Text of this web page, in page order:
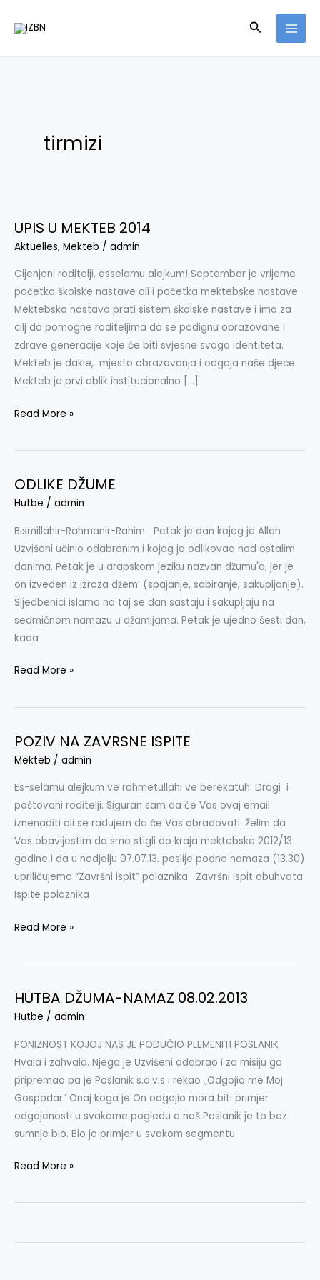
Search
tirmizi
UPIS U MEKTEB 2014
Aktuelles, Mekteb / admin
Cijenjeni roditelji, esselamu alejkum! Septembar je vrijeme
početka školske nastave ali i početka mektebske nastave.
Mektebska nastava prati sistem školske nastave i ima za
cilj da pomogne roditeljima da se podignu obrazovane i
zdrave generacije koje će biti svjesne svoga identiteta.
Mekteb je dakle, mjesto obrazovanja i odgoja naše djece.
Mekteb je prvi oblik institucionalno […]
UPIS
U
2014
Read More »
ODLIKE DŽUME
Hutbe / admin
Bismillahir-Rahmanir-Rahim Petak je dan kojeg je Allah
Uzvišeni učinio odabranim i kojeg je odlikovao nad ostalim
danima. Petak je u arapskom jeziku nazvan džumu'a, jer je
on izveden iz izraza džem’ (spajanje, sabiranje, sakupljanje).
Sljedbenici islama na taj se dan sastaju i sakupljaju na
sedmičnom namazu u džamijama. Petak je ujedno šesti dan,
kada
ODLIKE
DŽUME
Read More »
POZIV NA ZAVRSNE ISPITE
Mekteb / admin
Es-selamu alejkum ve rahmetullahi ve berekatuh. Dragi i
poštovani roditelji. Siguran sam da će Vas ovaj email
iznenaditi ali se radujem da će Vas obradovati. Želim da
Vas obavijestim da smo stigli do kraja mektebske 2012/13
godine i da u nedjelju 07.07.13. poslije podne namaza (13.30)
upriličujemo “Završni ispit” polaznika. Završni ispit obuhvata:
Ispite polaznika
POZIV
NA
ISPITE
Read More »
HUTBA DŽUMA-NAMAZ 08.02.2013
Hutbe / admin
PONIZNOST KOJOJ NAS JE PODUČIO PLEMENITI POSLANIK
Hvala i zahvala. Njega je Uzvišeni odabrao i za misiju ga
pripremao pa je Poslanik s.a.v.s i rekao „Odgojio me Moj
Gospodar“ Onaj koga je On odgojio mora biti primjer
odgojenosti u svakome pogledu a naš Poslanik je to bez
sumnje bio. Bio je primjer u svakom segmentu
HUTBA
DŽUMA-
08.02.2013
Read More »